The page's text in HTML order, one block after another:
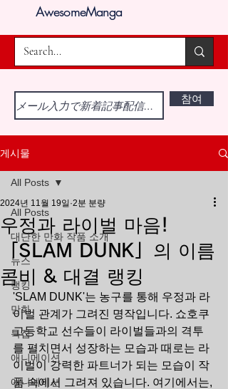
AwesomeManga
참여
게시물
All Posts
대단한 만화 작품 소개
뉴스
랭킹
만화
특집
애니메이션
애니메이션
All Posts
우정과 라이벌 마음!
「SLAM DUNK」의 이름
콤비 & 대결 랭킹
2024년 11월 19일 2분 분량
'SLAM DUNK'는 농구를 통해 우정과 라
이벌 관계가 그려진 명작입니다. 쇼호쿠
고등학교 선수들이 라이벌들과의 격투
를 펼치면서 성장하는 모습과 때로는 라
이벌이 강력한 파트너가 되는 모습이 작
품 속에서 그려져 있습니다. 여기에서는,